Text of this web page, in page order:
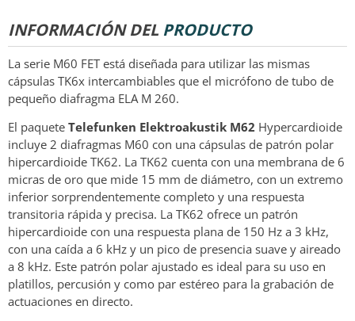
INFORMACIÓN DEL PRODUCTO
La serie M60 FET está diseñada para utilizar las mismas
cápsulas TK6x intercambiables que el micrófono de tubo de
pequeño diafragma ELA M 260.
El paquete Telefunken Elektroakustik M62 Hypercardioide
incluye 2 diafragmas M60 con una cápsulas de patrón polar
hipercardioide TK62. La TK62 cuenta con una membrana de 6
micras de oro que mide 15 mm de diámetro, con un extremo
inferior sorprendentemente completo y una respuesta
transitoria rápida y precisa. La TK62 ofrece un patrón
hipercardioide con una respuesta plana de 150 Hz a 3 kHz,
con una caída a 6 kHz y un pico de presencia suave y aireado
a 8 kHz. Este patrón polar ajustado es ideal para su uso en
platillos, percusión y como par estéreo para la grabación de
actuaciones en directo.